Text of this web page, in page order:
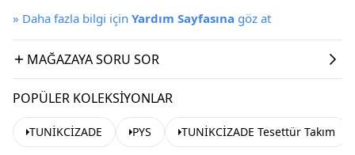
» Daha fazla bilgi için Yardım Sayfasına göz at
MAĞAZAYA SORU SOR
POPÜLER KOLEKSIYONLAR
TUNİKCİZADE PYS TUNİKCİZADE Tesettür Takım